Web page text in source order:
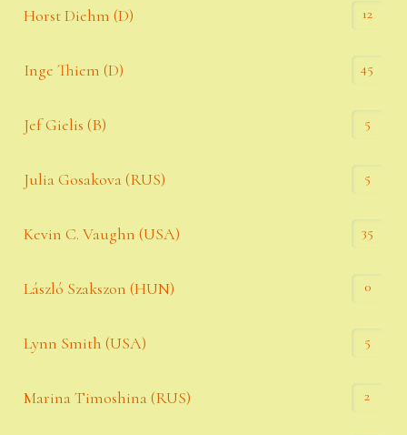
Horst Diehm (D) 12
Inge Thiem (D) 45
Jef Gielis (B) 5
Julia Gosakova (RUS) 5
Kevin C. Vaughn (USA) 35
László Szakszon (HUN) 0
Lynn Smith (USA) 5
Marina Timoshina (RUS) 2